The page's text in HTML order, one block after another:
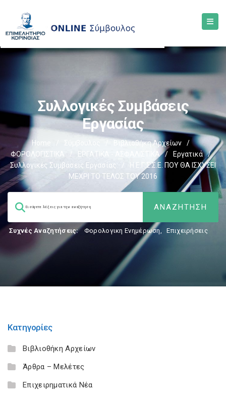
Συλλογικές Συμβάσεις
Εργασίας
Home Βιβλιοθήκη Αρχείων
/
ΦΟΡΟΛΟΓΙΣΤΙΚΑ
/ ΕΡΓΑΤΙΚΑ - ΑΣΦΑΛΙΣΤΙΚΑ / Εργατικά
/
Συλλογικές Συμβάσεις Εργασίας
/
Η Ε.Γ.Σ.Σ.Ε. ΠΟΥ ΘΑ ΙΣΧΥΣΕΙ
ΜΕΧΡΙ ΤΟ ΤΕΛΟΣ ΤΟΥ 2016
Συχνές Αναζητήσεις: Φορολογικη Ενημέρωση, Επιχειρήσεις
Κατηγορίες
Βιβλιοθήκη Αρχείων
Άρθρα – Μελέτες
Επιχειρηματικά Νέα